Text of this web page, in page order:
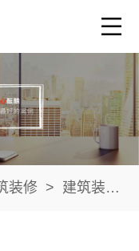
装修 > 建筑装修材料